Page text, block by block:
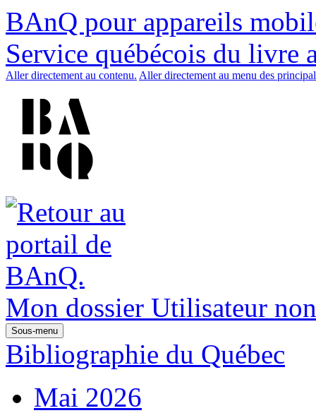
BAnQ pour appareils
Service québécois du livre
Aller directement au contenu. Aller directement au menu des
Mon dossier Utilisateur
Sous-menu
Bibliographie du Québec
Mai 2026